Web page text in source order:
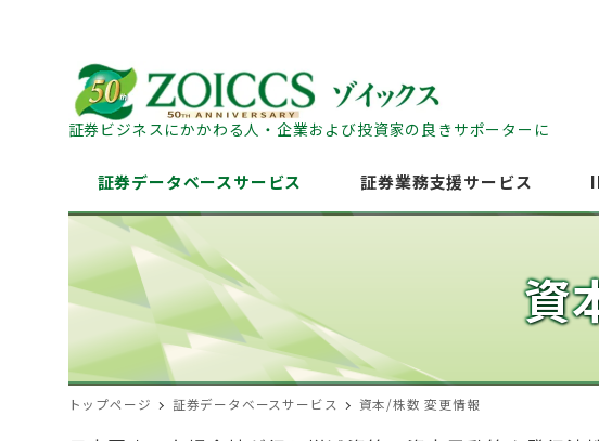
証券ビジネスにかかわる人・企業および投資家の良きサポーターに
証券データベースサービス 証券業務支援サービス
資
トップページ 証券データベースサービス 資本/株数 変更情報